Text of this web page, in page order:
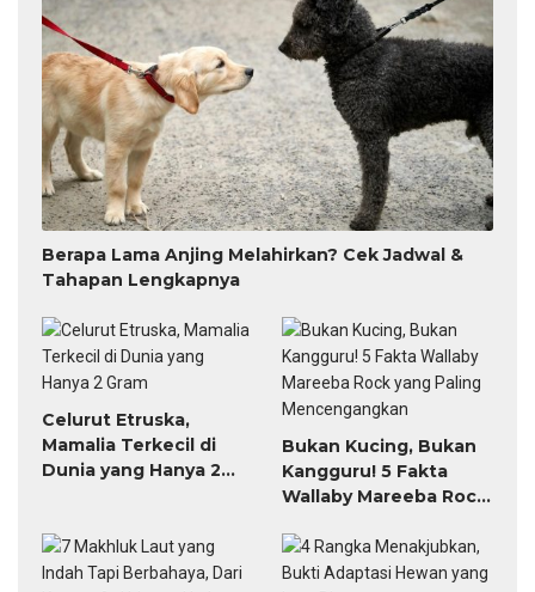
Berapa Lama Anjing Melahirkan? Cek Jadwal &
Tahapan Lengkapnya
Celurut Etruska,
Mamalia Terkecil di
Dunia yang Hanya 2
Bukan Kucing, Bukan
Kangguru! 5 Fakta
Wallaby Mareeba Rock
Mencengangkan